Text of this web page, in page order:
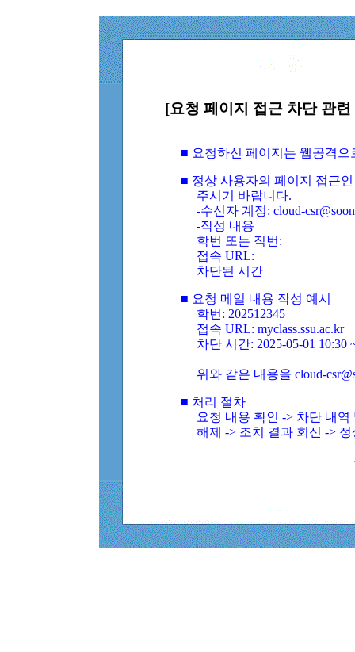
[요청 페이지 접근 차단 관
■ 요청하신 페이지는 웹공격
■ 정상 사용자의 페이지 접근
주시기 바랍니다.
-수신자 계정: cloud-
-작성 내용
학번 또는 직번:
접속 URL:
차단된 시간
■ 요청 메일 내용 작성 예시
학번: 202512345
접속 URL: myclass.ssu.ac.kr
차단 시간: 2025-05-01 10:30
위와 같은 내용을 cloud-
■ 처리 절차
요청 내용 확인 -> 차단 내
해제 -> 조치 결과 회신 ->